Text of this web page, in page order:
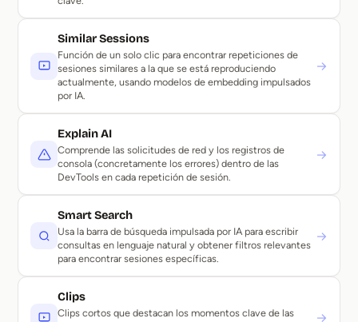
Similar Sessions
Función de un solo clic para encontrar repeticiones de
sesiones similares a la que se está reproduciendo
actualmente, usando modelos de embedding impulsados
por IA.
→
Explain AI
Comprende las solicitudes de red y los registros de
consola (concretamente los errores) dentro de las
DevTools en cada repetición de sesión.
→
Smart Search
Usa la barra de búsqueda impulsada por IA para escribir
consultas en lenguaje natural y obtener filtros relevantes
para encontrar sesiones específicas.
→
Clips
Clips cortos que destacan los momentos clave de las
→